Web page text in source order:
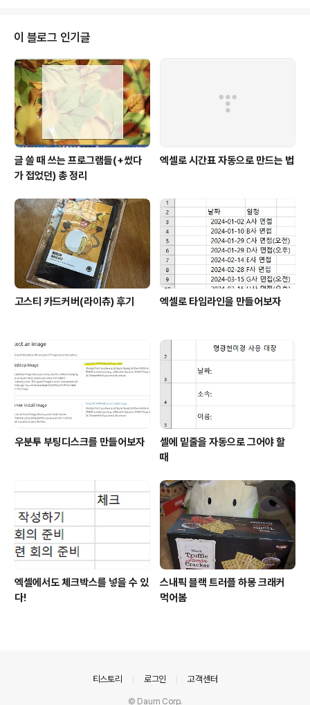
ent.querySelector('#save');일단 자바스크립트로 뭘
할라면 가져와야된다. textSave.addEventListener('c
lick',()=>{ console.log(textArea.value);})이 블로그
를 많이 봐오신 분들은 다 알겠지만, 여기까지..
이 블로그 인기글
글 쓸 때 쓰는 프로그램들(+썼다
가 접었던) 총 정리
엑셀로 시간표 자동으로 만드는 법
고스티 카드커버(라이츄) 후기 엑셀로 타임라인을 만들어보자
우분투 부팅디스크를 만들어보자
셀에 밑줄을 자동으로 그어야 할
때
엑셀에서도 체크박스를 넣을 수 있
다!
스내픽 블랙 트러플 하몽 크래커
먹어봄
티스토리 로그인 고객센터
© Daum Corp.